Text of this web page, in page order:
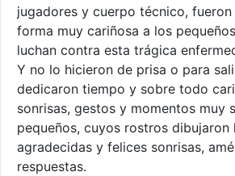
jugadores y cuerpo técnico,
forma muy cariñosa a los
luchan contra esta trágica
Y no lo hicieron de prisa o para
dedicaron tiempo y sobre todo
sonrisas, gestos y momentos muy
pequeños, cuyos rostros dibujaron
agradecidas y felices sonrisas,
respuestas.